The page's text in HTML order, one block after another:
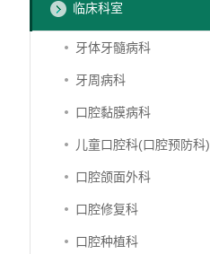
临床科室
牙体牙髓病科
牙周病科
口腔黏膜病科
儿童口腔科(口腔预防科)
口腔颌面外科
口腔修复科
口腔种植科